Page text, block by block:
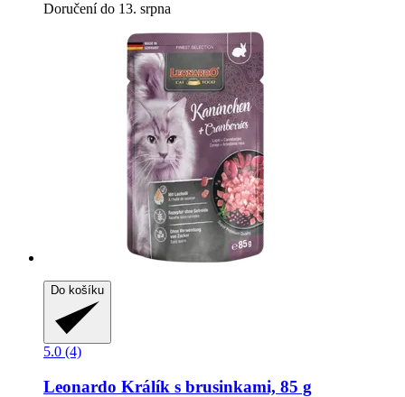
Doručení do 13. srpna
Do košíku
5.0 (4)
Leonardo Králík s brusinkami, 85 g